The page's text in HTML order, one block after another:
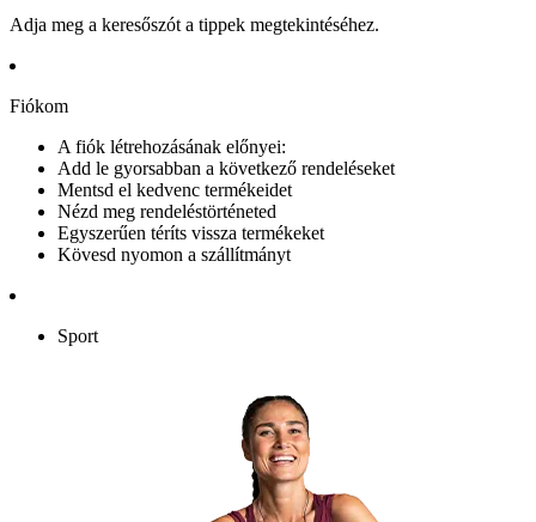
Adja meg a keresőszót a tippek megtekintéséhez.
Fiókom
A fiók létrehozásának előnyei:
Add le gyorsabban a következő rendeléseket
Mentsd el kedvenc termékeidet
Nézd meg rendeléstörténeted
Egyszerűen téríts vissza termékeket
Kövesd nyomon a szállítmányt
Sport